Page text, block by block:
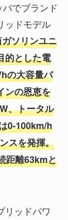
でブランド
ッドモデル
ソリンユニ
的とした電
の大容量バ
ンの恩恵を
、トータル
0-100km/h
スを発揮。
距離63kmと
リッドパワ